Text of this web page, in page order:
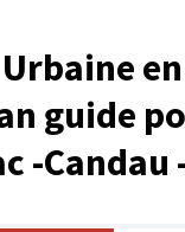
guide
-Candau